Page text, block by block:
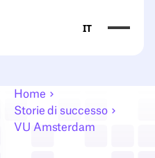
IT
Home
Storie di successo
VU Amsterdam